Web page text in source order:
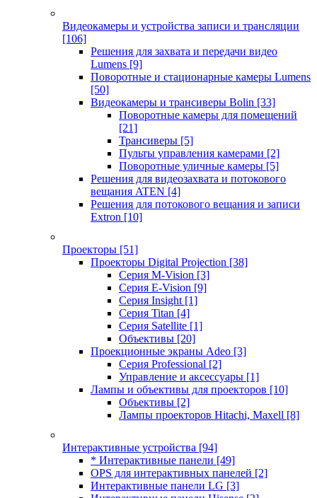
Видеокамеры и устройства записи и трансляции
[106]
Решения для захвата и передачи видео
Lumens [9]
Поворотные и стационарные камеры Lumens
[50]
Видеокамеры и трансиверы Bolin [33]
Поворотные камеры для помещений
[21]
Трансиверы [5]
Пульты управления камерами [2]
Поворотные уличные камеры [5]
Решения для видеозахвата и потокового
вещания ATEN [4]
Решения для потокового вещания и записи
Extron [10]
Проекторы [51]
Проекторы Digital Projection [38]
Серия M-Vision [3]
Серия E-Vision [9]
Серия Insight [1]
Серия Titan [4]
Серия Satellite [1]
Объективы [20]
Проекционные экраны Adeo [3]
Серия Professional [2]
Управление и аксессуары [1]
Лампы и объективы для проекторов [10]
Объективы [2]
Лампы проекторов Hitachi, Maxell [8]
Интерактивные устройства [94]
* Интерактивные панели [49]
OPS для интерактивных панелей [2]
Интерактивные панели LG [3]